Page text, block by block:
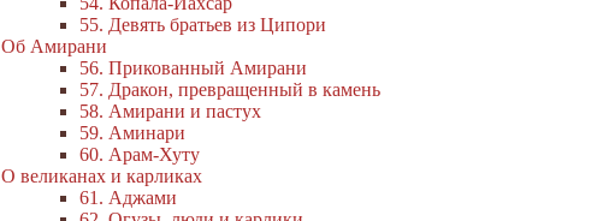
55. Девять братьев из Ципори
Об Амирани
56. Прикованный Амирани
57. Дракон, превращенный в камень
58. Амирани и пастух
59. Аминари
60. Арам-Хуту
О великанах и карликах
61. Аджами